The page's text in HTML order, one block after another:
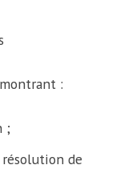
:
;
de